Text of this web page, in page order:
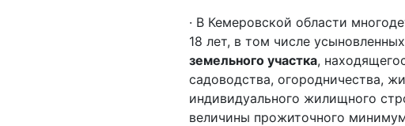
· В Кемеровской области
18 лет, в том числе
земельного участка,
садоводства, огородничества,
индивидуального жилищного
величины прожиточного